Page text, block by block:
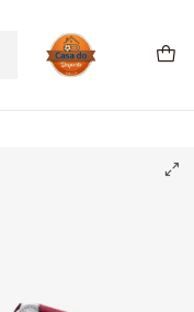
Jordan 1 High
Burgundy